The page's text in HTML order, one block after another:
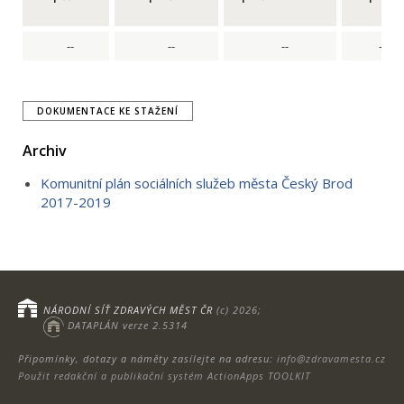
-- -- -- --
DOKUMENTACE KE STAŽENÍ
Archiv
Komunitní plán sociálních služeb města Český Brod
2017-2019
Připomínky, dotazy a náměty zasílejte na adresu: info@zdravamesta.cz
Použit redakční a publikační systém ActionApps TOOLKIT
NÁRODNÍ SÍŤ ZDRAVÝCH MĚST ČR (c) 2026;
DATAPLÁN verze 2.5314